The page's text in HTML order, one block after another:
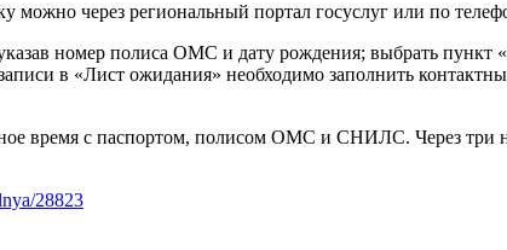
через региональный портал госуслуг или по
номер полиса ОМС и дату рождения; выбрать
в «Лист ожидания» необходимо заполнить
время с паспортом, полисом ОМС и СНИЛС. Через три
28823